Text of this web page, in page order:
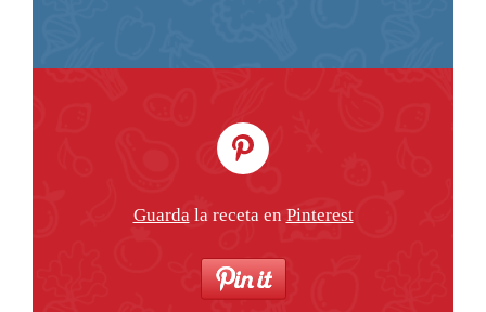
Guarda la receta en Pinterest